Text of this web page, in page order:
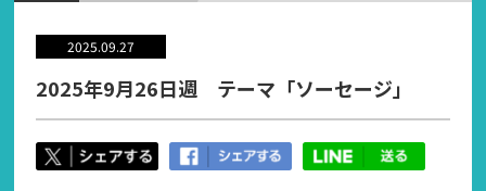
2025.09.27
2025年9月26日週 テーマ「ソーセージ」